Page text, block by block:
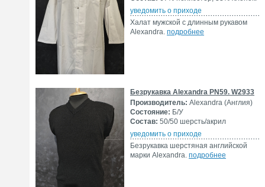
уведомить о приходе
Халат мужской с длинным рукавом
Alexandra. подробнее
Безрукавка Alexandra PN59. W2933
Производитель: Alexandra (Англия)
Состояние: Б/У
Состав: 50/50 шерсть/акрил
уведомить о приходе
Безрукавка шерстяная английской
марки Alexandra. подробнее